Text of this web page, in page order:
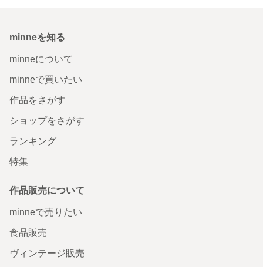
minneを知る
minneについて
minneで買いたい
作品をさがす
ショップをさがす
ランキング
特集
作品販売について
minneで売りたい
食品販売
ヴィンテージ販売